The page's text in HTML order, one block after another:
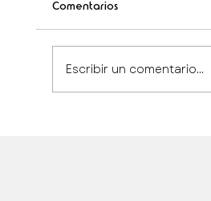
Comentarios
Escribir un comentario...